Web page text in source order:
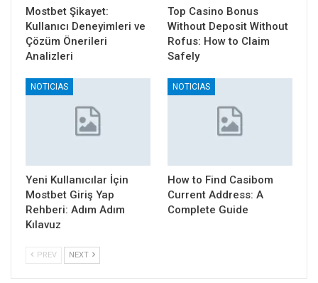
Mostbet Şikayet:
Kullanıcı Deneyimleri ve
Çözüm Önerileri
Analizleri
Top Casino Bonus
Without Deposit Without
Rofus: How to Claim
Safely
NOTICIAS
Yeni Kullanıcılar İçin
Mostbet Giriş Yap
Rehberi: Adım Adım
Kılavuz
NOTICIAS
How to Find Casibom
Current Address: A
Complete Guide
PREV NEXT